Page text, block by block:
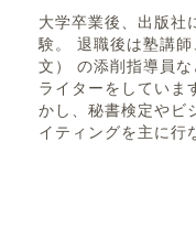
大学卒業後、出版社
験。 退職後は塾講
文） の添削指導員
ライターをしていま
かし、秘書検定やビ
イティングを主に行